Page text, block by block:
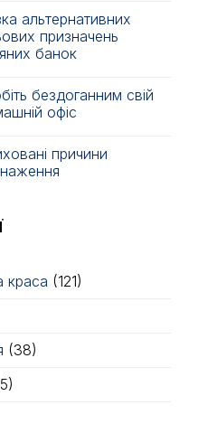
альтернативних
призначень
банок
бездоганним свій
офіс
причини
краса (121)
(38)